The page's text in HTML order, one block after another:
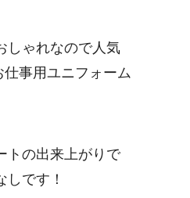
しゃれなので人気
事用ユニフォーム
トの出来上がりで
です！